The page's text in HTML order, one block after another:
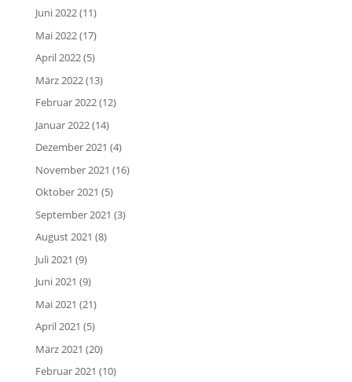
Juni 2022(11)
Mai 2022(17)
April 2022(5)
März 2022(13)
Februar 2022(12)
Januar 2022(14)
Dezember 2021 (4)
November 2021 (16)
Oktober 2021 (5)
September 2021 (3)
August 2021 (8)
Juli 2021 (9)
Juni 2021 (9)
Mai 2021 (21)
April 2021 (5)
März 2021 (20)
Februar 2021 (10)